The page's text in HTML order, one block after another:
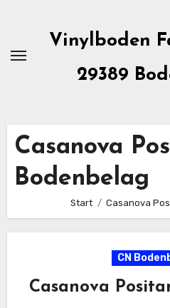
springen
Vinylboden
29389
Casanova
Bodenbelag
Start Casanova
CN
Casanova